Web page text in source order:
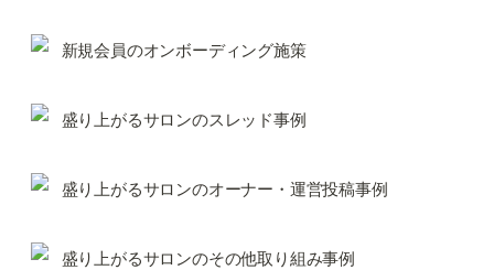
新規会員のオンボーディング施策
盛り上がるサロンのスレッド事例
盛り上がるサロンのオーナー・運営投稿事例
盛り上がるサロンのその他取り組み事例